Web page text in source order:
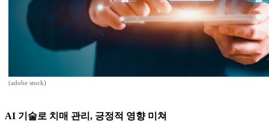
(adobe stock)
AI 기술로 치매 관리, 긍정적 영향 미쳐